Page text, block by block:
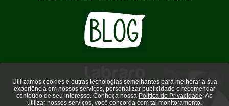
agência de marketing digital
Utilizamos cookies e outras tecnologias semelhantes para melhorar a sua
experiência em nossos serviços, personalizar publicidade e recomendar
conteúdo de seu interesse. Conheça nossa Política de Privacidade. Ao
utilizar nossos serviços, você concorda com tal monitoramento.